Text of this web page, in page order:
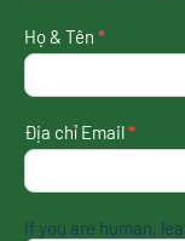
nhận
tin
nhất
Họ & Tên *
Địa chỉ Email*
If you are human,